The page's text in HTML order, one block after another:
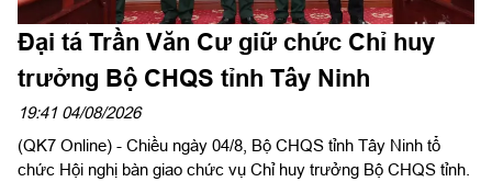
Đại tá Trần Văn Cư giữ chức Chỉ huy
trưởng Bộ CHQS tỉnh Tây Ninh
19:41 04/08/2026
(QK7 Online) - Chiều ngày 04/8, Bộ CHQS tỉnh Tây Ninh tổ
chức Hội nghị bàn giao chức vụ Chỉ huy trưởng Bộ CHQS tỉnh.